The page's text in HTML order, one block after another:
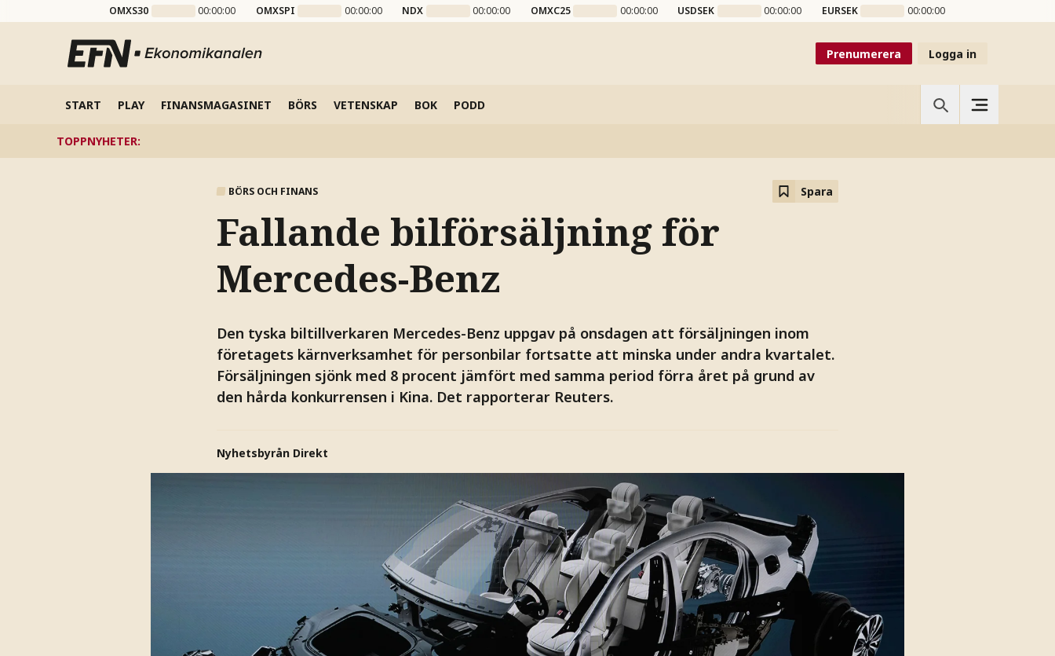
OMXS30 00:00:00 OMXSPI 00:00:00 NDX 00:00:00 OMXC25 00:00:00 USDSEK 00:00:00 EURSEK 00:00:00
Prenumerera Logga in
START PLAY FINANSMAGASINET BÖRS VETENSKAP BOK PODD
TOPPNYHETER:
BÖRS OCH FINANS Spara
Fallande bilförsäljning för
Mercedes-Benz
Den tyska biltillverkaren Mercedes-Benz uppgav på onsdagen att försäljningen inom
företagets kärnverksamhet för personbilar fortsatte att minska under andra kvartalet.
Försäljningen sjönk med 8 procent jämfört med samma period förra året på grund av
den hårda konkurrensen i Kina. Det rapporterar Reuters.
Nyhetsbyrån Direkt